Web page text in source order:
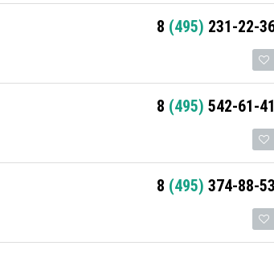
8 (495) 231-22-
8 (495) 542-61-41
8 (495) 374-88-53